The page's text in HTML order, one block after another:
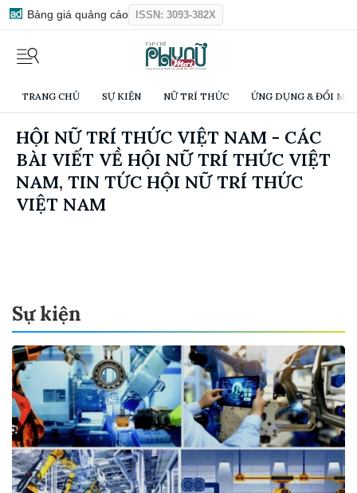
Bảng giá quảng cáo ISSN: 3093-382X
TRANG CHỦ SỰ KIỆN NỮ TRÍ THỨC ỨNG DỤNG & ĐỔI
HỘI NỮ TRÍ THỨC VIỆT NAM - CÁC
BÀI VIẾT VỀ HỘI NỮ TRÍ THỨC VIỆT
NAM, TIN TỨC HỘI NỮ TRÍ THỨC
VIỆT NAM
Sự kiện